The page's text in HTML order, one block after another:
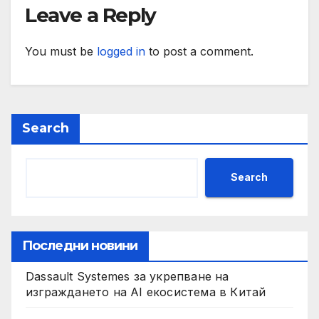
Leave a Reply
You must be logged in to post a comment.
Search
Search
Последни новини
Dassault Systemes за укрепване на
изграждането на AI екосистема в Китай